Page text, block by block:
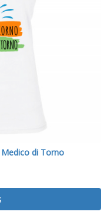
di Torno